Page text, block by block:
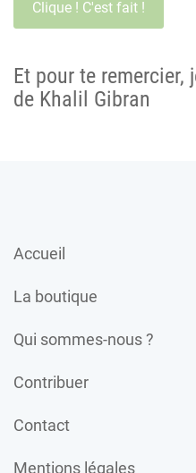
Et pour te remercier,
de Khalil Gibran
Accueil
La boutique
Qui sommes-nous ?
Contribuer
Contact
Mentions légales